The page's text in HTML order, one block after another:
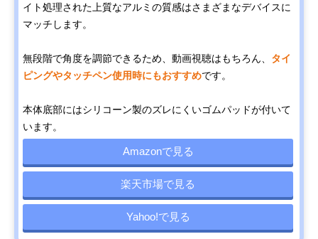
イト処理された上質なアルミの質感はさまざまなデバイスに
マッチします。
無段階で角度を調節できるため、動画視聴はもちろん、 タイ
ピングやタッチペン使用時にもおすすめです。
本体底部にはシリコーン製のズレにくいゴムパッドが付いて
います。
Amazonで見る
楽天市場で見る
Yahoo!で見る